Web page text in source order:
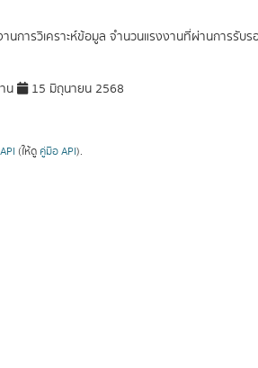
การวิเคราะห์ข้อมูล จำนวนแรงงานที่ผ่านการรับ
น 15 มิถุนายน 2568
API (ให้ดู คู่มือ API).